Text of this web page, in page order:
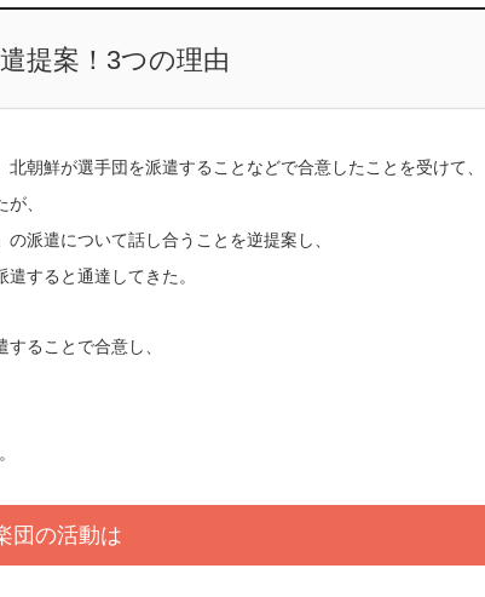
提案！3つの理由
朝鮮が選手団を派遣することなどで合意したことを受けて、
、
派遣について話し合うことを逆提案し、
すると通達してきた。
ることで合意し、
団の活動は